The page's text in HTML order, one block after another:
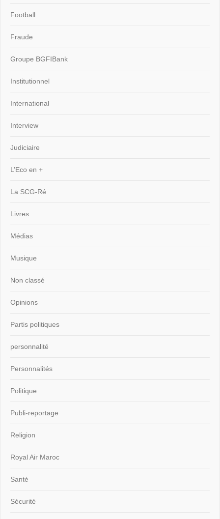
Football
Fraude
Groupe BGFIBank
Institutionnel
International
Interview
Judiciaire
L’Eco en +
La SCG-Ré
Livres
Médias
Musique
Non classé
Opinions
Partis politiques
personnalité
Personnalités
Politique
Publi-reportage
Religion
Royal Air Maroc
Santé
Sécurité